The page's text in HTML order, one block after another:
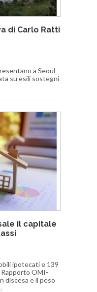
di Carlo Ratti
a Seoul
su esili sostegni
il capitale
ipotecati e 139
OMI-
discesa e il peso